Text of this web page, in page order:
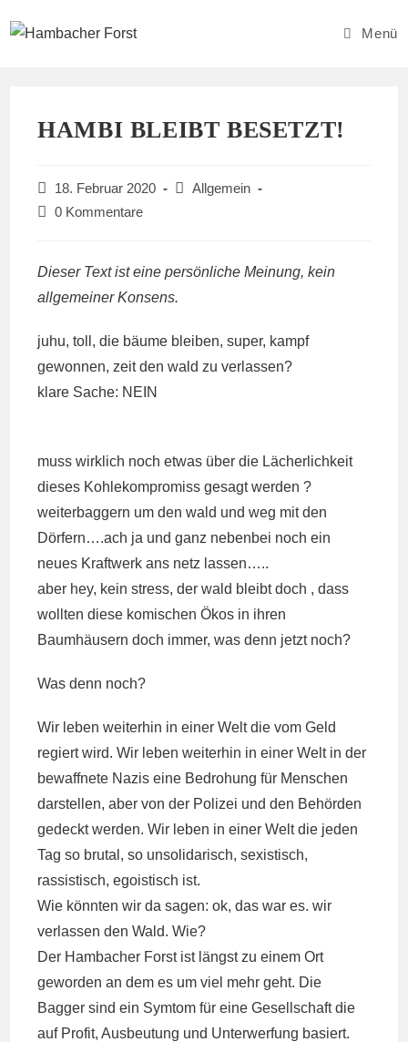
Inhalt
Menü
HAMBI BLEIBT BESETZT!
Beitrag
veröffentlicht:
18. Februar 2020
Beitrags-
Allgemein
Beitrags-
0 Kommentare
Dieser Text ist eine persönliche Meinung, kein
allgemeiner Konsens.
juhu, toll, die bäume bleiben, super, kampf
gewonnen, zeit den wald zu verlassen?
klare Sache: NEIN
muss wirklich noch etwas über die Lächerlichkeit
dieses Kohlekompromiss gesagt werden ?
weiterbaggern um den wald und weg mit den
Dörfern….ach ja und ganz nebenbei noch ein
neues Kraftwerk ans netz lassen…..
aber hey, kein stress, der wald bleibt doch , dass
wollten diese komischen Ökos in ihren
Baumhäusern doch immer, was denn jetzt noch?
Was denn noch?
Wir leben weiterhin in einer Welt die vom Geld
regiert wird. Wir leben weiterhin in einer Welt in der
bewaffnete Nazis eine Bedrohung für Menschen
darstellen, aber von der Polizei und den Behörden
gedeckt werden. Wir leben in einer Welt die jeden
Tag so brutal, so unsolidarisch, sexistisch,
rassistisch, egoistisch ist.
Wie könnten wir da sagen: ok, das war es. wir
verlassen den Wald. Wie?
Der Hambacher Forst ist längst zu einem Ort
geworden an dem es um viel mehr geht. Die
Bagger sind ein Symtom für eine Gesellschaft die
auf Profit, Ausbeutung und Unterwerfung basiert.